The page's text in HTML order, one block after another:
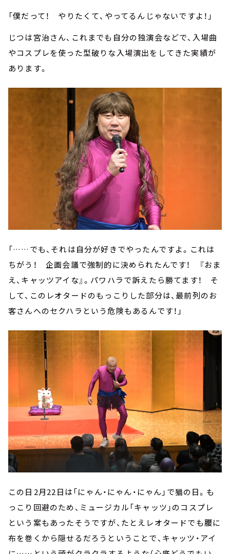
「僕だって！ やりたくて、やってるんじゃないですよ！」
じつは宮治さん、これまでも自分の独演会などで、入場曲
やコスプレを使った型破りな入場演出をしてきた実績が
あります。
「……でも、それは自分が好きでやったんですよ。これは
ちがう！ 企画会議で強制的に決められたんです！ 『おま
え、キャッツアイな』。パワハラで訴えたら勝てます！ そ
して、このレオタードのもっこりした部分は、最前列のお
客さんへのセクハラという危険もあるんです！」
この日――2月22日は「にゃん・にゃん・にゃん」で猫の日。も
っこり回避のため、ミュージカル「キャッツ」のコスプレ
という案もあったそうですが、たとえレオタードでも腰に
布を巻くから隠せるだろうということで、キャッツ・アイ